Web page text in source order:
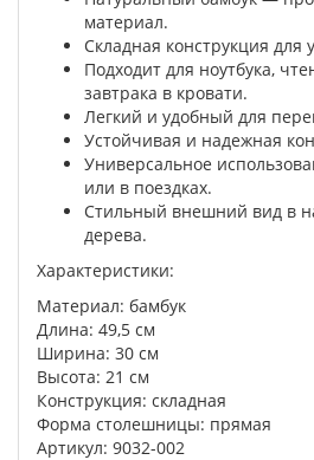
материал.
Складная конструкция для
Подходит для ноутбука,
завтрака в кровати.
Легкий и удобный для
Устойчивая и надежная
Универсальное
или в поездках.
Стильный внешний вид в
дерева.
Характеристики:
Материал: бамбук
Длина: 49,5 см
Ширина: 30 см
Высота: 21 см
Конструкция: складная
Форма столешницы: прямая
Артикул: 9032-002